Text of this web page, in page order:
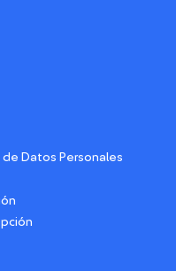
Datos Personales